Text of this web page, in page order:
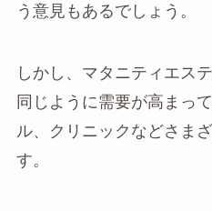
う意見もあるでしょう。
しかし、マタニティエス
同じように需要が高まっ
ル、クリニックなどさま
す。